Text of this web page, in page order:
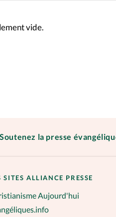
vide.
Soutenez la presse
SITES ALLIANCE PRESSE
Aujourd'hui